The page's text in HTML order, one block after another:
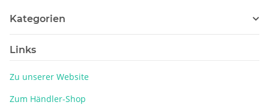
Kategorien
Links
Zu unserer Website
Zum Händler-Shop